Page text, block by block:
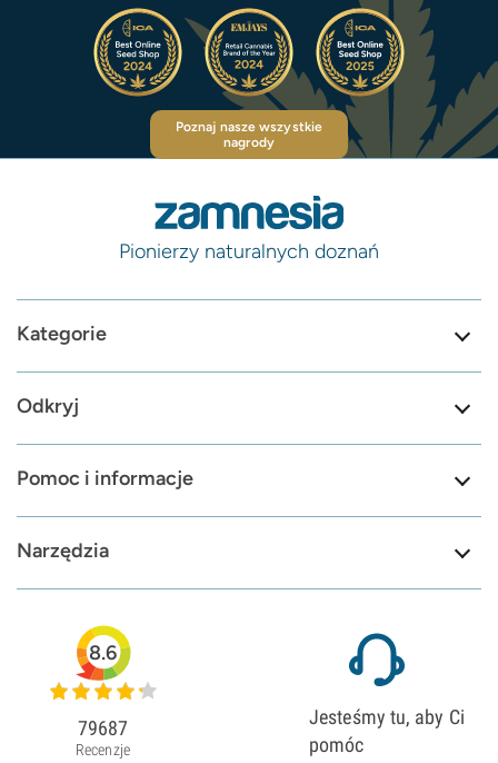
Poznaj nasze wszystkie
nagrody
Pionierzy naturalnych doznań
Kategorie
Odkryj
Pomoc i informacje
Narzędzia
8.6
79687
Recenzje
Jesteśmy tu, aby Ci
pomóc